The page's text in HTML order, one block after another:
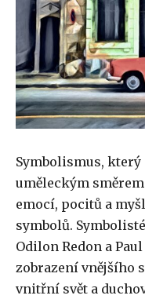
Symbolismus,
uměleckým
emocí, pocitů a
symbolů.
Odilon Redon a
zobrazení vnějšího
vnitřní svět a